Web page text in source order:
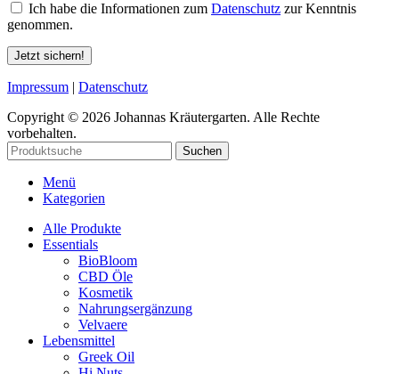
Ich habe die Informationen zum Datenschutz zur Kenntnis
genommen.
Jetzt sichern!
Impressum | Datenschutz
Copyright © 2026 Johannas Kräutergarten. Alle Rechte
vorbehalten.
Suchen
Menü
Kategorien
Alle Produkte
Essentials
BioBloom
CBD Öle
Kosmetik
Nahrungsergänzung
Velvaere
Lebensmittel
Greek Oil